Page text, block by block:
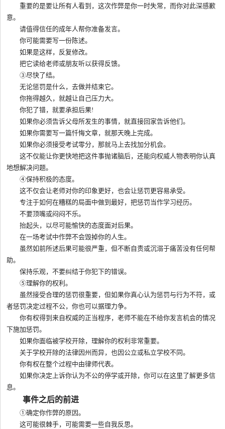
重要的是要让所有人看到，这次作弊是你一时失常，而你对此深感歉
意。
请值得信任的成年人帮你准备发言。
你可能需要写一份陈述。
如果是这样，反复修改。
把它读给老师或朋友听以获得反馈。
③尽快了结。
无论惩罚是什么，去做并结束它。
你拖得越久，就越让自己压力大。
你犯了错，就要承担后果!
如果你必须告诉父母所发生的事情，就直接回家告诉他们。
如果你需要写一篇忏悔文章，就那天晚上完成。
如果你必须接受考试零分，那就马上去找加分机会。
这不仅能让你更快地把这件事抛诸脑后，还能向权威人物表明你认真
地想解决问题。
④保持积极的态度。
这不仅会让老师对你的印象更好，也会让惩罚更容易承受。
专注于如何在糟糕的局面中做到最好，把惩罚当作学习经历。
不要顶嘴或闷闷不乐。
抬起头，以尽可能愉快的态度面对后果。
在一场考试中作弊不会毁掉你的人生。
虽然如前所述后果可能很严重，但不断自责或沉溺于痛苦没有任何帮
助。
保持乐观，不要纠结于你犯下的错误。
⑤理解你的权利。
虽然接受合理的惩罚很重要，但如果你真心认为惩罚与行为不符，或
者惩罚决定过程不公，你也可以据理力争。
你有权得到来自权威的正当程序，老师不能在不给你发言机会的情况
下施加惩罚。
如果你面临被学校开除，理解你的权利非常重要。
关于学校开除的法律因州而异，也因公立或私立学校不同。
你有权在整个过程中由律师代表。
如果你决定上诉你认为不公的停学或开除，你可以在这里了解更多信
息。
事件之后的前进
①确定你作弊的原因。
这可能很棘手，可能需要一些自我反思。